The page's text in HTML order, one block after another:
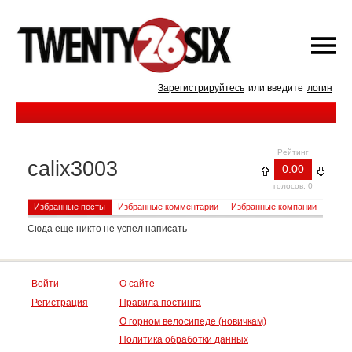
Зарегистрируйтесь или введите логин
Рейтинг
0.00
голосов: 0
calix3003
Избранные посты Избранные комментарии Избранные компании
Сюда еще никто не успел написать
Войти
Регистрация
О сайте
Правила постинга
О горном велосипеде (новичкам)
Политика обработки данных